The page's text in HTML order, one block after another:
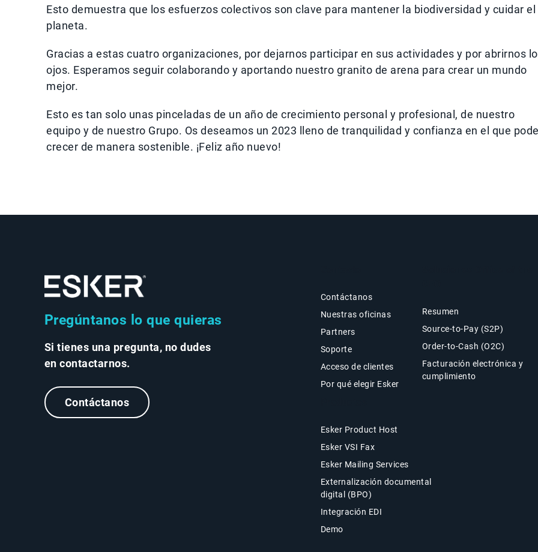
Esto demuestra que los esfuerzos colectivos son clave para mantener la biodiversidad y cuidar el
planeta.
Gracias a estas cuatro organizaciones, por dejarnos participar en sus actividades y por abrirnos
ojos. Esperamos seguir colaborando y aportando nuestro granito de arena para crear un mundo
mejor.
Esto es tan solo unas pinceladas de un año de crecimiento personal y profesional, de nuestro
equipo y de nuestro Grupo. Os deseamos un 2023 lleno de tranquilidad y confianza en el que
crecer de manera sostenible. ¡Feliz año nuevo!
Pregúntanos lo que quieras
Si tienes una pregunta, no dudes
en contactarnos.
Contáctanos
Contáctanos
Nuestras oficinas
Partners
Soporte
Acceso de clientes
Por qué elegir Esker
Resumen
Source-to-Pay (S2P)
Order-to-Cash (O2C)
Facturación electrónica y
cumplimiento
Esker Product Host
Esker VSI Fax
Esker Mailing Services
Externalización documental
digital (BPO)
Integración EDI
Demo